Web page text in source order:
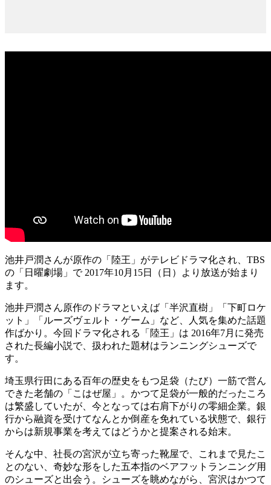
池井戸潤さんが原作の「陸王」がテレビドラマ化され、TBS
の「日曜劇場」で 2017年10月15日（日）より放送が始まり
ます。
池井戸潤さん原作のドラマといえば「半沢直樹」「下町ロケ
ット」「ルーズヴェルト・ゲーム」など、人気を集めた話題
作ばかり。今回ドラマ化される「陸王」は 2016年7月に発売
された長編小説で、扱われた題材はランニングシューズで
す。
埼玉県行田にある百年の歴史をもつ足袋（たび）一筋で営ん
できた老舗の「こはぜ屋」。かつて足袋が一般的だったころ
は繁盛していたが、今となっては右肩下がりの零細企業。銀
行から融資を受けてなんとか倒産を免れている状態で、銀行
からは新規事業を考えてはどうかと提案される始末。
そんな中、社長の宮沢が立ち寄った靴屋で、これまで見たこ
とのない、奇妙な形をした五本指のベアフットランニング用
のシューズと出会う。シューズを眺めながら、宮沢はかつて